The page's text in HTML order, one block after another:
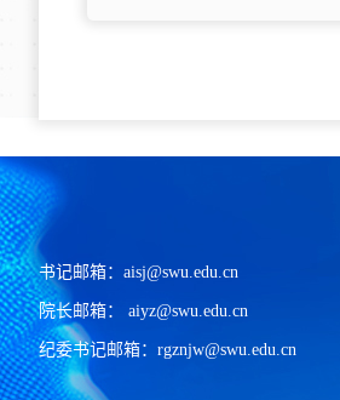
书记邮箱：aisj@swu.edu.cn
院长邮箱： aiyz@swu.edu.cn
纪委书记邮箱：rgznjw@swu.edu.cn